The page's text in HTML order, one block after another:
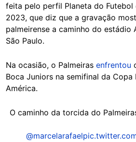
feita pelo perfil Planeta do
2023, que diz que a gravação
palmeirense a caminho do estádio
São Paulo.
Na ocasião, o Palmeiras enfrentou
Boca Juniors na semifinal da
América.
O caminho da torcida do
@marcelarafael